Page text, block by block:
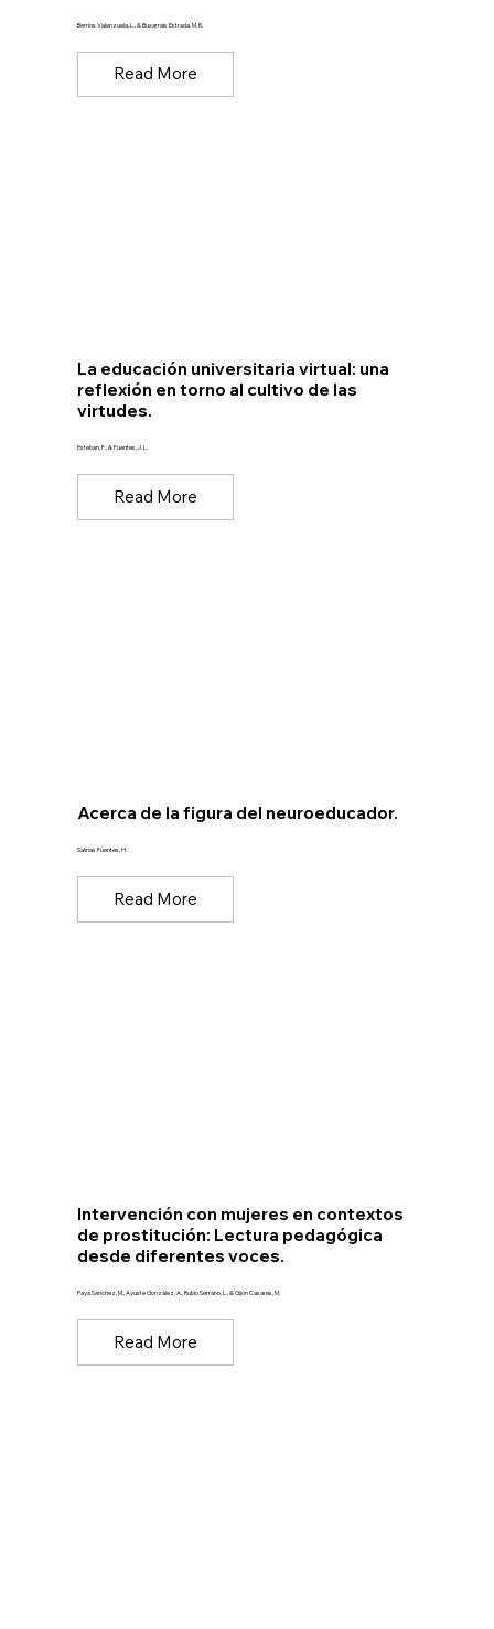
Berríos Valenzuela, L., & Buxarrais Estrada, M. R.
Read More
La educación universitaria virtual: una
reflexión en torno al cultivo de las
virtudes.
Esteban, F., & Fuentes, J. L.
Read More
Acerca de la figura del neuroeducador.
Salinas Fuentes, H.
Read More
Intervención con mujeres en contextos
de prostitución: Lectura pedagógica
desde diferentes voces.
Payá Sánchez, M., Ayuste González, A., Rubio Serrano, L., & Gijón Casares, M.
Read More